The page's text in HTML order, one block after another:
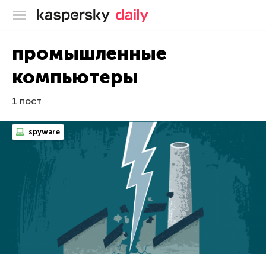
Блог Касперского
промышленные
компьютеры
1 пост
spyware